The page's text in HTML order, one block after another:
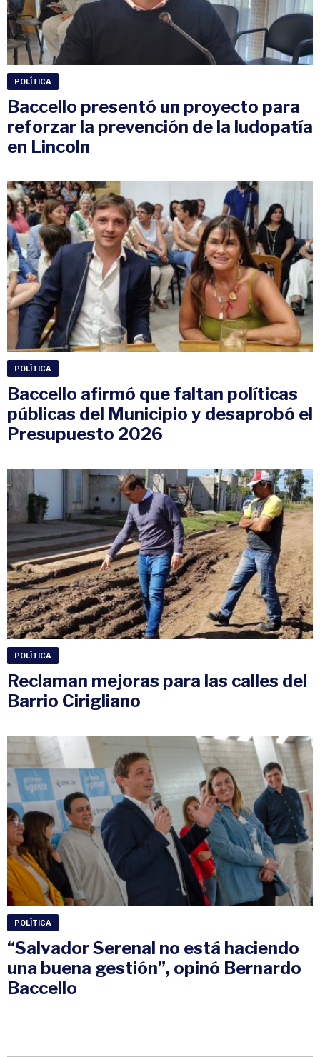
POLÍTICA
Baccello presentó un proyecto para
reforzar la prevención de la ludopatía
en Lincoln
POLÍTICA
Baccello afirmó que faltan políticas
públicas del Municipio y desaprobó el
Presupuesto 2026
POLÍTICA
Reclaman mejoras para las calles del
Barrio Cirigliano
POLÍTICA
“Salvador Serenal no está haciendo
una buena gestión”, opinó Bernardo
Baccello